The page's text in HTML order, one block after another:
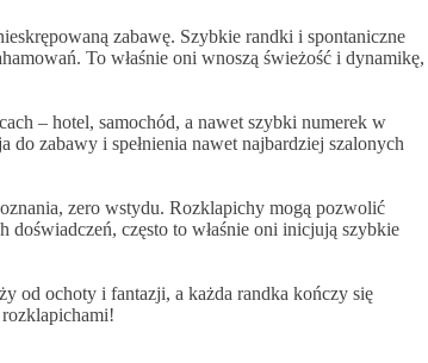
zabawę. Szybkie randki i spontaniczne
To właśnie oni wnoszą świeżość i dynamikę,
– hotel, samochód, a nawet szybki numerek w
do zabawy i spełnienia nawet najbardziej szalonych
zero wstydu. Rozklapichy mogą pozwolić
doświadczeń, często to właśnie oni inicjują szybkie
od ochoty i fantazji, a każda randka kończy się
rozklapichami!